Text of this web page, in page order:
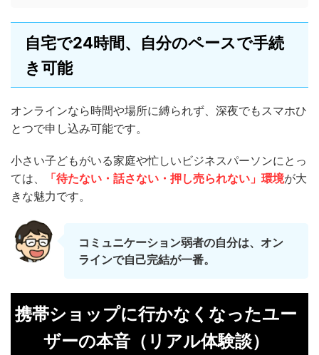
自宅で24時間、自分のペースで手続
き可能
オンラインなら時間や場所に縛られず、深夜でもスマホひ
とつで申し込み可能です。
小さい子どもがいる家庭や忙しいビジネスパーソンにとっ
ては、
「待たない・話さない・押し売られない」環境が大
きな魅力です。
コミュニケーション弱者の自分は、オン
ラインで自己完結が一番。
携帯ショップに行かなくなったユー
ザーの本音（リアル体験談）